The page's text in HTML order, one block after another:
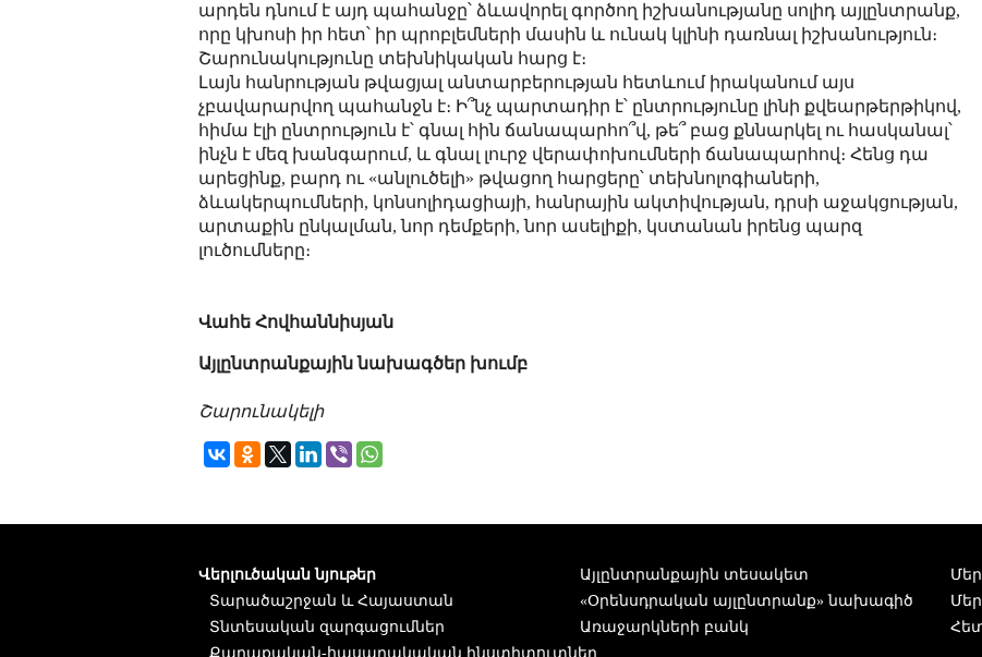
արդեն դնում է այդ պահանջը՝ ձևավորել գործող իշխանությանը սոլիդ այլընտրանք,
որը կխոսի իր հետ՝ իր պրոբլեմների մասին և ունակ կլինի դառնալ իշխանություն։
Շարունակությունը տեխնիկական հարց է։
Լայն հանրության թվացյալ անտարբերության հետևում իրականում այս
չբավարարվող պահանջն է։ Ի՞նչ պարտադիր է՝ ընտրությունը լինի քվեարթերթիկով,
հիմա էլի ընտրություն է՝ գնալ հին ճանապարհո՞վ, թե՞ բաց քննարկել ու հասկանալ՝
ինչն է մեզ խանգարում, և գնալ լուրջ վերափոխումների ճանապարհով։ Հենց դա
արեցինք, բարդ ու «անլուծելի» թվացող հարցերը՝ տեխնոլոգիաների,
ձևակերպումների, կոնսոլիդացիայի, հանրային ակտիվության, դրսի աջակցության,
արտաքին ընկալման, նոր դեմքերի, նոր ասելիքի, կստանան իրենց պարզ
լուծումները։
Վահե Հովհաննիսյան
Այլընտրանքային նախագծեր խումբ
Շարունակելի
Վերլուծական նյութեր
Տարածաշրջան և Հայաստան
Տնտեսական զարգացումներ
Քաղաքական-հասարակական ինստիտուտներ
Այլընտրանքային տեսակետ
«Օրենսդրական այլընտրանք» նախագիծ
Առաջարկների բանկ